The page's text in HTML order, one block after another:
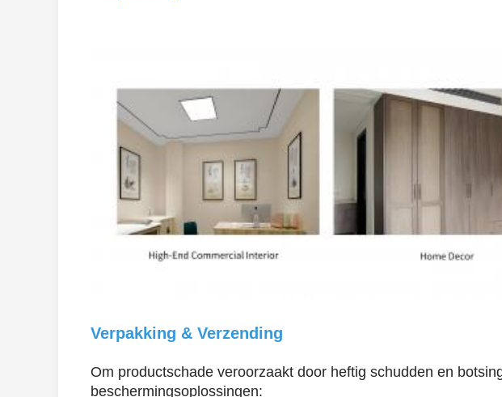
Verpakking & Verzending
Om productschade veroorzaakt door heftig schudden en
beschermingsoplossingen: